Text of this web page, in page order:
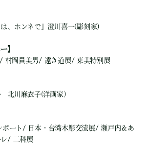
、ホンネで」澄川喜一(彫刻家)
】
村岡貴美男/ 遠き道展/ 東美特別展
北川麻衣子(洋画家)
ポート/ 日本・台湾木彫交流展/ 瀬戸内＆あ
レ/ 二科展